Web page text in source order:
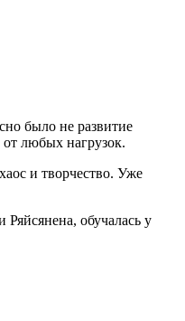
было не развитие
от любых нагрузок.
и творчество. Уже
обучалась у